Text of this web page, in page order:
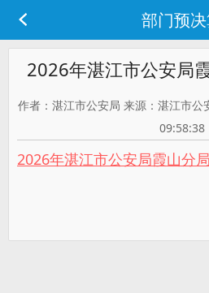
部门预
2026年湛江市公安局
作者：湛江市公安局 来源：湛江市
09:58:38
2026年湛江市公安局霞山分